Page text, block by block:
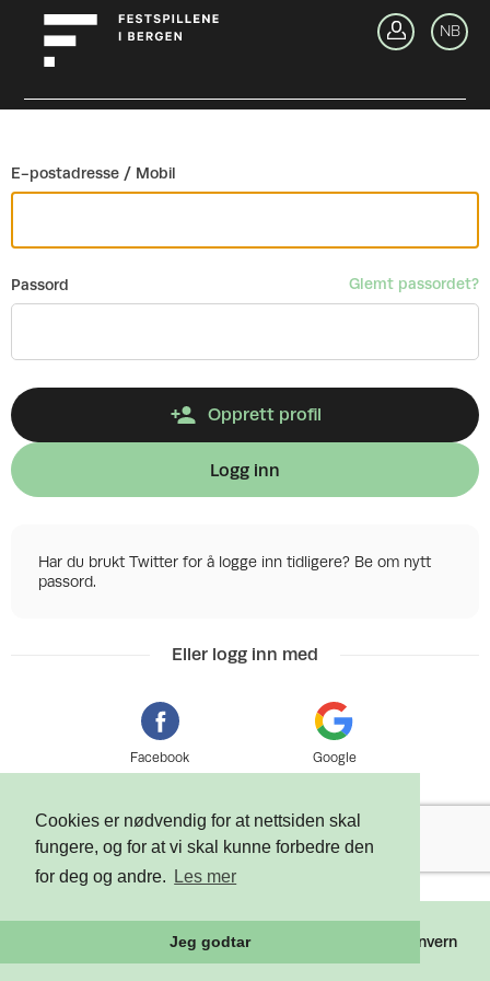
Cookies er nødvendig for at nettsiden skal
fungere, og for at vi skal kunne forbedre den
for deg og andre.
Les mer
Jeg godtar
NB
E-postadresse / Mobil
Passord Glemt passordet?
Opprett profil
Logg inn
Har du brukt Twitter for å logge inn tidligere? Be om nytt
passord.
Eller logg inn med
Facebook Google
2026 Tixly AS - Powered by Personvern